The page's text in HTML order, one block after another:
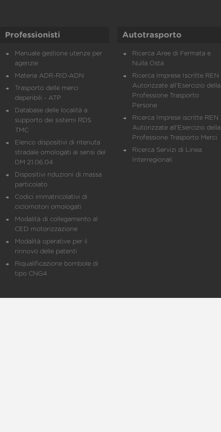
Professionisti
Manuale gestione utenze per
agenzie
Materia ADR-RID-ADN
Trasporto delle merci
deperibili - ATP
Database delle località a
supporto dei sistemi RDS
TMC
Elenco dispositivi di ritenuta
stradale omologati ai sensi del
DM 21.06.04
Dispositivi riduzioni di massa
particolato
Codici immatricolativi di
ciclomotori omologati
Modalità di collegamento al
CED motorizzazione
Modalità operative per il
rinnovo delle patenti
Riqualificazione bombole di
tipo CNG4
Autotrasporto
Ricerca Aree di Fermata e
Nulla Osta
Ricerca Imprese Iscritte REN
Autorizzate all'Esercizio della
Professione Trasporto
Persone
Ricerca Imprese iscritte REN
Autorizzate all'Esercizio della
Professione Trasporto Merci
Ricerca Servizi di Linea
Interregionali